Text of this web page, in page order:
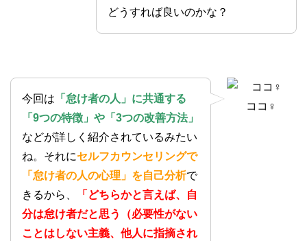
どうすれば良いのかな？
ココ♀
今回は 「怠け者の人」に共通する
「9つの特徴」や「3つの改善方法」
などが詳しく紹介されているみたい
ね。それにセルフカウンセリングで
「怠け者の人の心理」を自己分析で
きるから、
「どちらかと言えば、自
分は怠け者だと思う（必要性がない
ことはしない主義、他人に指摘され